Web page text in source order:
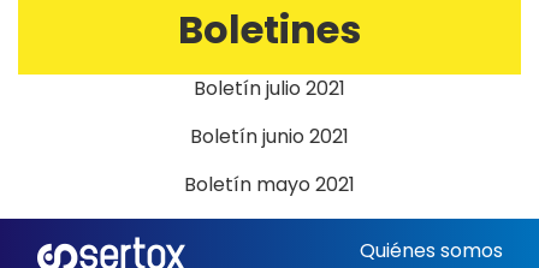
Boletines
Boletín julio 2021
Boletín junio 2021
Boletín mayo 2021
Quiénes somos